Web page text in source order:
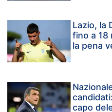
Lazio, la
fino a 18
la pena
capo